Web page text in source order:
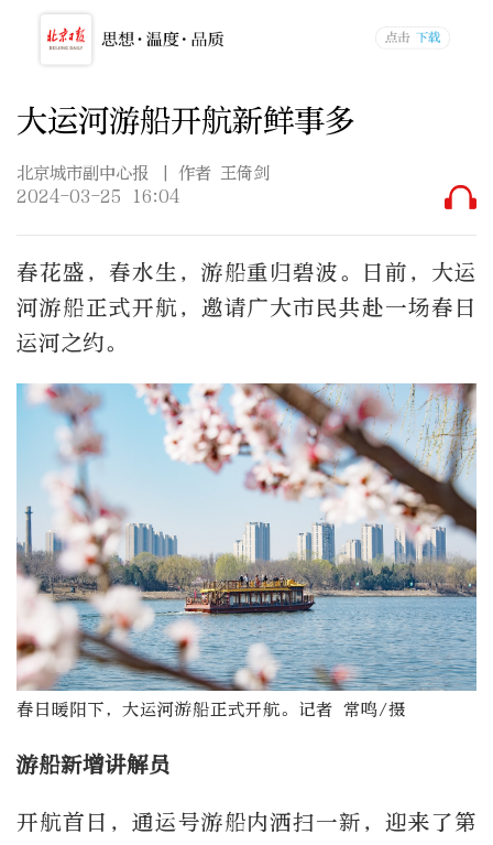
大运河游船开航新鲜事多
北京城市副中心报
| 作者 王倚剑
2024-03-25 16:04
春花盛，春水生，游船重归碧波。日前，大运
河游船正式开航，邀请广大市民共赴一场春日
运河之约。
春日暖阳下，大运河游船正式开航。记者 常鸣/摄
游船新增讲解员
开航首日，通运号游船内洒扫一新，迎来了第